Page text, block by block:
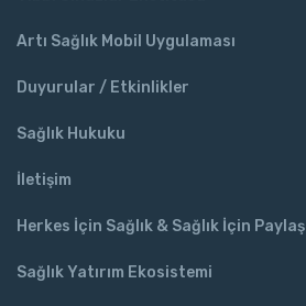
Artı Sağlık Mobil Uygulaması
Duyurular / Etkinlikler
Sağlık Hukuku
İletişim
Herkes İçin Sağlık & Sağlık İçin Paylaş
Sağlık Yatırım Ekosistemi